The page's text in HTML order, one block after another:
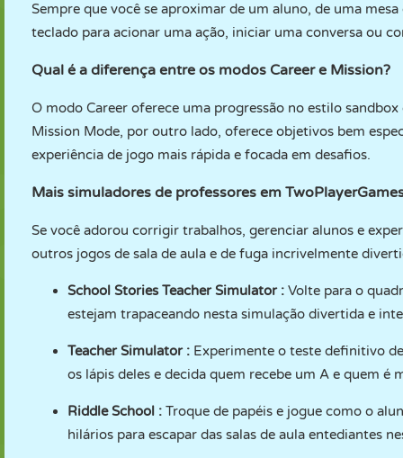
Sempre que você se aproximar de um aluno, de uma
teclado para acionar uma ação, iniciar uma conversa ou
Qual é a diferença entre os modos Career e Mission?
O modo Career oferece uma progressão no estilo
Mission Mode, por outro lado, oferece objetivos bem
experiência de jogo mais rápida e focada em desafios.
Mais simuladores de professores em
Se você adorou corrigir trabalhos, gerenciar alunos e
outros jogos de sala de aula e de fuga incrivelmente
School Stories Teacher Simulator : Volte para o
estejam trapaceando nesta simulação divertida e
Teacher Simulator : Experimente o teste definitivo
os lápis deles e decida quem recebe um A e quem é
Riddle School : Troque de papéis e jogue como o
hilários para escapar das salas de aula entediantes